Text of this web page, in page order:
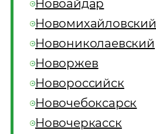
Новоайдар
Новомихайловский
Новониколаевский
Новоржев
Новороссийск
Новочебоксарск
Новочеркасск